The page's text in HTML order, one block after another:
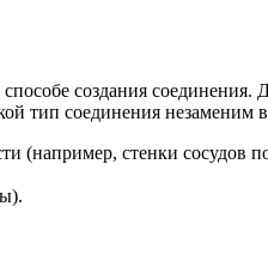
создания соединения.
тип соединения
(например, стенки сосудов